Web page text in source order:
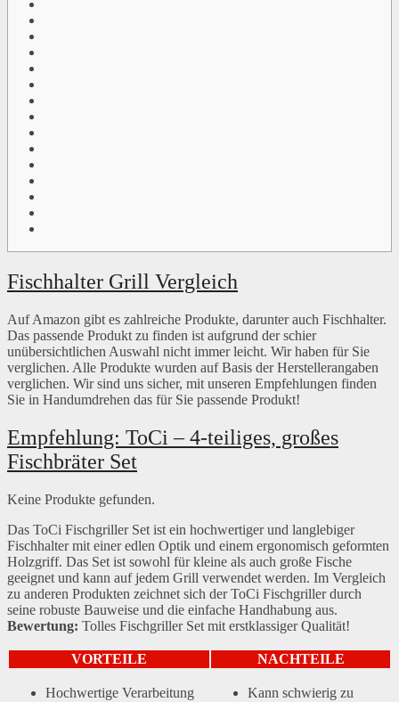
Fischhalter Grill Vergleich
Auf Amazon gibt es zahlreiche Produkte, darunter auch Fischhalter.
Das passende Produkt zu finden ist aufgrund der schier
unübersichtlichen Auswahl nicht immer leicht. Wir haben für Sie
verglichen. Alle Produkte wurden auf Basis der Herstellerangaben
verglichen. Wir sind uns sicher, mit unseren Empfehlungen finden
Sie in Handumdrehen das für Sie passende Produkt!
Empfehlung: ToCi – 4-teiliges, großes
Fischbräter Set
Keine Produkte gefunden.
Das ToCi Fischgriller Set ist ein hochwertiger und langlebiger
Fischhalter mit einer edlen Optik und einem ergonomisch geformten
Holzgriff. Das Set ist sowohl für kleine als auch große Fische
geeignet und kann auf jedem Grill verwendet werden. Im Vergleich
zu anderen Produkten zeichnet sich der ToCi Fischgriller durch
seine robuste Bauweise und die einfache Handhabung aus.
Bewertung: Tolles Fischgriller Set mit erstklassiger Qualität!
VORTEILE NACHTEILE
Hochwertige Verarbeitung
Kann schwierig zu